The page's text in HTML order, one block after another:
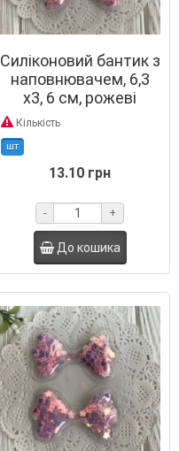
Силіконовий бантик з
наповнювачем, 6,3
х3, 6 см, рожеві
перламутрові зірки,
Кількість
шт
13.10 грн
- +
До кошика